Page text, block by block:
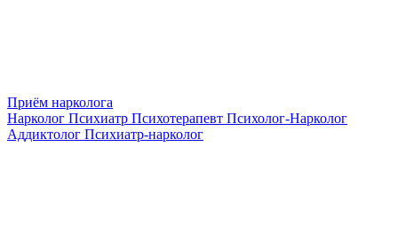
Приём нарколога
Нарколог Психиатр Психотерапевт Психолог-Нарколог
Аддиктолог Психиатр-нарколог